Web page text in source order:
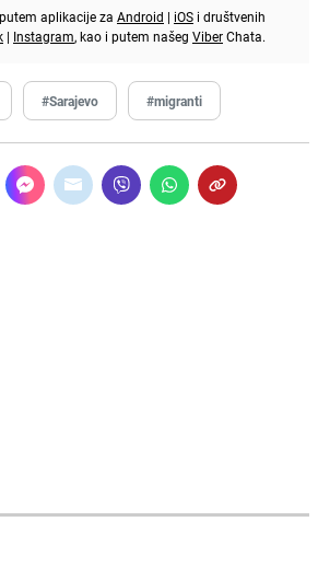
aplikacije za Android | iOS i društvenih
| Instagram, kao i putem našeg ViberChata.
#Sarajevo #migranti